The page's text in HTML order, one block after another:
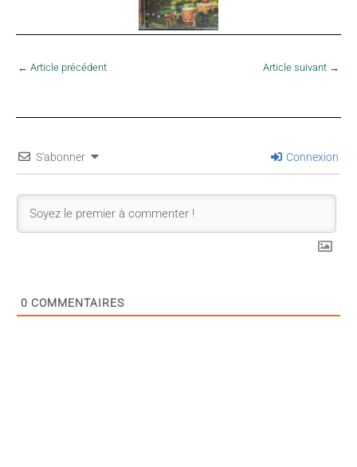
← Article précédent Article suivant →
S'abonner Connexion
0 COMMENTAIRES